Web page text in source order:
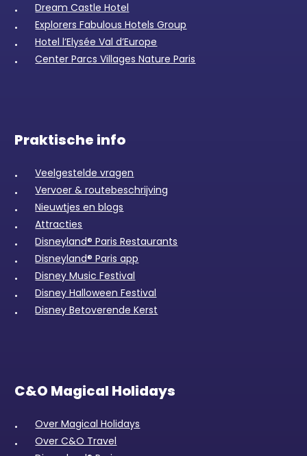
Dream Castle Hotel
Explorers Fabulous Hotels Group
Hotel l’Elysée Val d’Europe
Center Parcs Villages Nature Paris
Praktische info
Veelgestelde vragen
Vervoer & routebeschrijving
Nieuwtjes en blogs
Attracties
Disneyland® Paris Restaurants
Disneyland® Paris app
Disney Music Festival
Disney Halloween Festival
Disney Betoverende Kerst
C&O Magical Holidays
Over Magical Holidays
Over C&O Travel